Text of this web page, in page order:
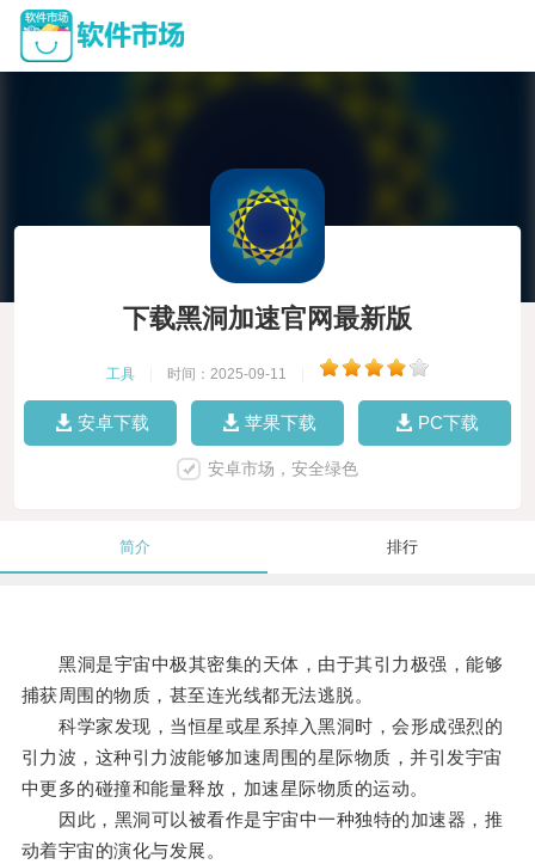
下载黑洞加速官网最新版
工具 时间：2025-09-11
安卓下载 苹果下载 PC下载
安卓市场，安全绿色
简介 排行
黑洞是宇宙中极其密集的天体，由于其引力极强，能够
捕获周围的物质，甚至连光线都无法逃脱。
科学家发现，当恒星或星系掉入黑洞时，会形成强烈的
引力波，这种引力波能够加速周围的星际物质，并引发宇宙
中更多的碰撞和能量释放，加速星际物质的运动。
因此，黑洞可以被看作是宇宙中一种独特的加速器，推
动着宇宙的演化与发展。